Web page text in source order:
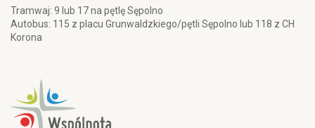
Tramwaj: 9 lub 17 na pętlę Sępolno
Autobus: 115 z placu Grunwaldzkiego/pętli Sępolno lub 118 z CH
Korona